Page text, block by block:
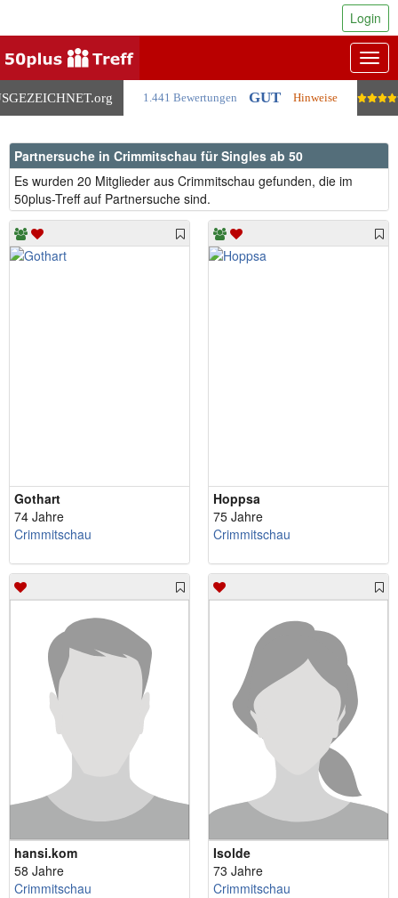
.org 1.441 Bewertungen GUT Hinweise
Login
Partnersuche in Crimmitschau für Singles ab 50
Es wurden 20 Mitglieder aus Crimmitschau gefunden, die im
50plus-Treff auf Partnersuche sind.
Gothart
74 Jahre
Crimmitschau
Hoppsa
75 Jahre
Crimmitschau
hansi.kom
58 Jahre
Crimmitschau
Isolde
73 Jahre
Crimmitschau